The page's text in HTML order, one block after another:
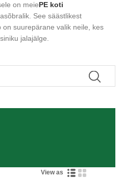
on meiePE koti
See säästlikest
suurepärane valik neile, kes
jalajälge.
View as